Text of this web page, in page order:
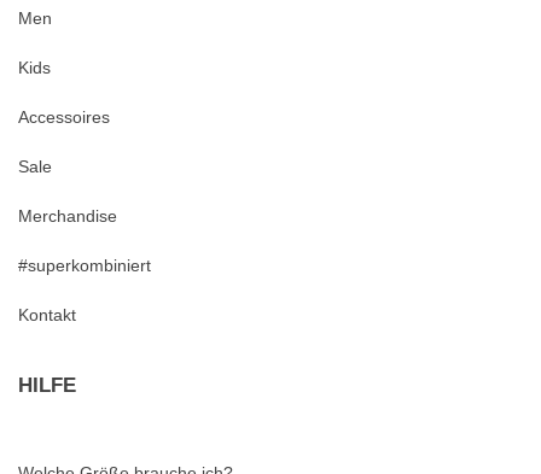
Men
Kids
Accessoires
Sale
Merchandise
#superkombiniert
Kontakt
HILFE